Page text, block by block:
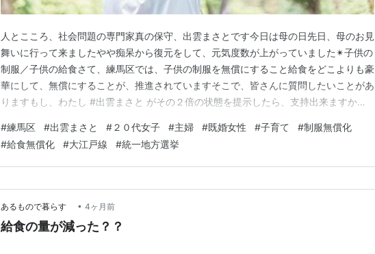
人とこころ、社会問題の専門家真の保守、出雲まさとです今日は母の日先日、母のお見
舞いに行って来ましたやや痴呆から復元をして、元気度数が上がっていました✴︎子供の
制服／子供の給食さて、練馬区では、子供の制服を無償にすること給食をどこよりも豪
華にして、無償にすることが、推進されていますそこで、皆さんに質問したいことがあ
りますもし、わたし #出雲まさと がその２倍の状態を提示したら、支持出来ますか？
バラマキ競争に終焉を迎えて新思考で、皆さんの負担減をするべきだと思っていました
皆さんは、どんな状態が好みですか？新区長が述べた「…
#練馬区 #出雲まさと #２０代女子 #主婦 #既婚女性 #子育て #制服無償化
#給食無償化 #大江戸線 #統一地方選挙
あるもので暮らす • 4ヶ月前
給食の量が減った？？